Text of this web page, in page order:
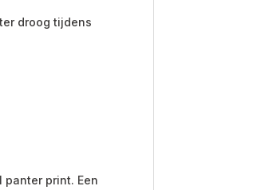
droog tijdens
print. Een